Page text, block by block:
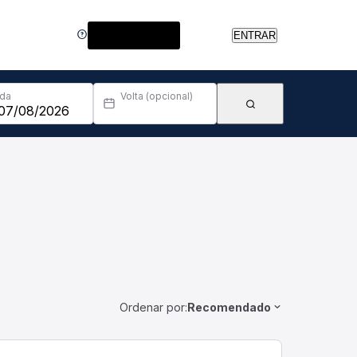
ENTRAR
Volta (opcional)
Ordenar por:Recomendado